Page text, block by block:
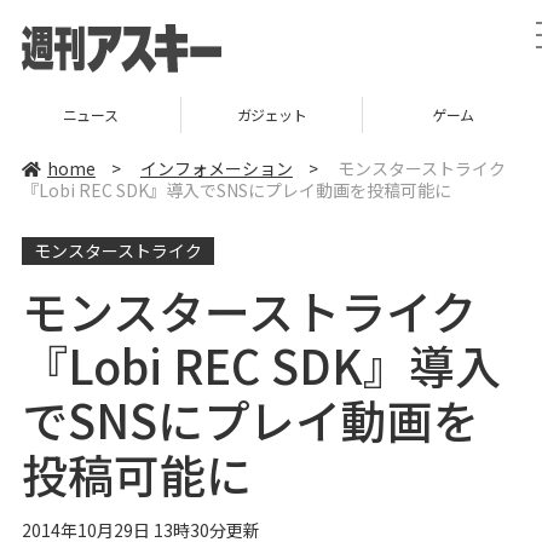
ニュース ガジェット ゲーム
home > インフォメーション >
モンスターストライク
『Lobi REC SDK』導入でSNSにプレイ動画を投稿可能に
モンスターストライク
モンスターストライク
『Lobi REC SDK』導入
でSNSにプレイ動画を
投稿可能に
2014年10月29日 13時30分更新